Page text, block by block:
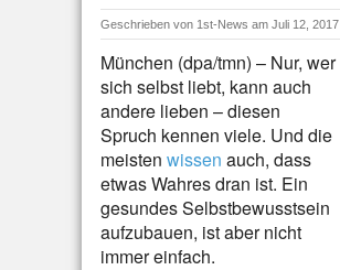
Geschrieben von 1st-News am Juli 12, 2017
München (dpa/tmn) – Nur, wer
sich selbst liebt, kann auch
andere lieben – diesen
Spruch kennen viele. Und die
meisten wissen auch, dass
etwas Wahres dran ist. Ein
gesundes Selbstbewusstsein
aufzubauen, ist aber nicht
immer einfach.